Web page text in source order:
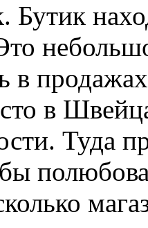
Бутик
в
Туда